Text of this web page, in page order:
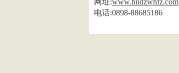
网址:www.hndzwhfz.com
电话:0898-88685186